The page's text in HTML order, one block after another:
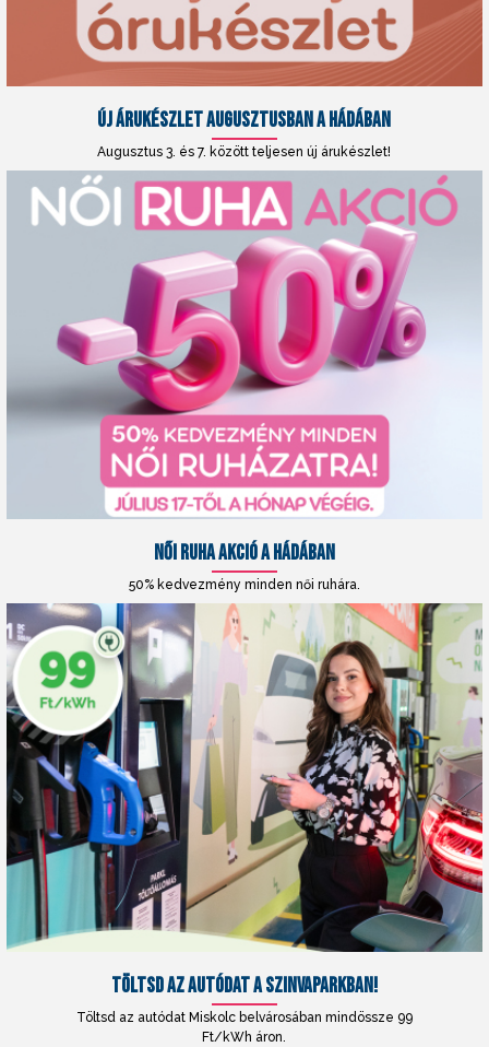
ÚJ ÁRUKÉSZLET AUGUSZTUSBAN A HÁDÁBAN
Augusztus 3. és 7. között teljesen új árukészlet!
NŐI RUHA AKCIÓ A HÁDÁBAN
50% kedvezmény minden női ruhára.
TÖLTSD AZ AUTÓDAT A SZINVAPARKBAN!
Töltsd az autódat Miskolc belvárosában mindössze 99
Ft/kWh áron.